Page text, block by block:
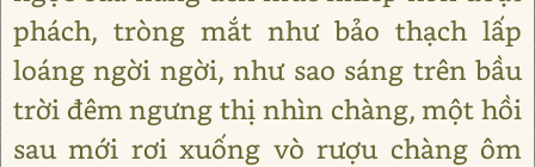
phách, tròng mắt như bảo thạch lấp
loáng ngời ngời, như sao sáng trên bầu
trời đêm ngưng thị nhìn chàng, một hồi
sau mới rơi xuống vò rượu chàng ôm